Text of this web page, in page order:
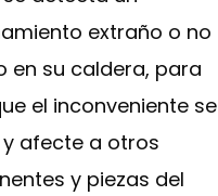
extraño o no
en su caldera, para
el inconveniente se
afecte a otros
y piezas del